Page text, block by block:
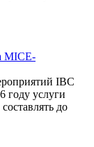
MICE-
IBC
году услуги
до